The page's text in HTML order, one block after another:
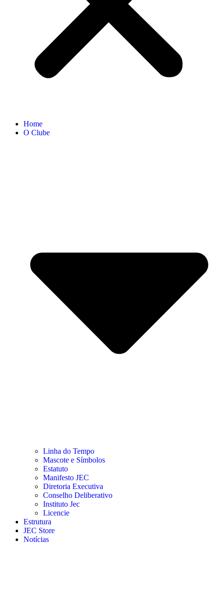
Home
O Clube
Linha do Tempo
Mascote e Símbolos
Estatuto
Manifesto JEC
Diretoria Executiva
Conselho Deliberativo
Instituto Jec
Licencie
Estrutura
JEC Store
Notícias